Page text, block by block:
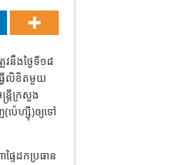
នឹងថ្ងៃទី១៨
វើ​លិខិតមួយ
ត្រី​ក្រសួង
​(ប៉េហ្ស៊ី)ឲ្យ​ទៅ​
ទៃ​ដកប្រធាន​